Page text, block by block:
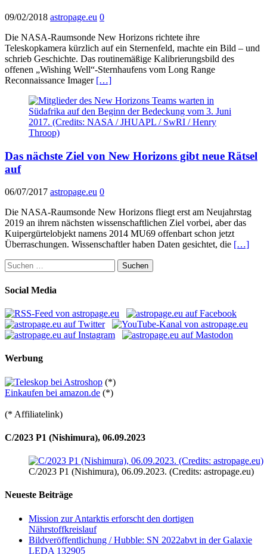
09/02/2018 astropage.eu 0
Die NASA-Raumsonde New Horizons richtete ihre
Teleskopkamera kürzlich auf ein Sternenfeld, machte ein Bild – und
schrieb Geschichte. Das routinemäßige Kalibrierungsbild des
offenen „Wishing Well“-Sternhaufens vom Long Range
Reconnaissance Imager […]
Das nächste Ziel von New Horizons gibt neue Rätsel
auf
06/07/2017 astropage.eu 0
Die NASA-Raumsonde New Horizons fliegt erst am Neujahrstag
2019 an ihrem nächsten wissenschaftlichen Ziel vorbei, aber das
Kuipergürtelobjekt namens 2014 MU69 offenbart schon jetzt
Überraschungen. Wissenschaftler haben Daten gesichtet, die […]
Suchen
nach:
Social Media
Werbung
(*)
Einkaufen bei amazon.de (*)
(* Affiliatelink)
C/2023 P1 (Nishimura), 06.09.2023
C/2023 P1 (Nishimura), 06.09.2023. (Credits: astropage.eu)
Neueste Beiträge
Mission zur Antarktis erforscht den dortigen
Nährstoffkreislauf
Bildveröffentlichung / Hubble: SN 2022abvt in der Galaxie
LEDA 132905